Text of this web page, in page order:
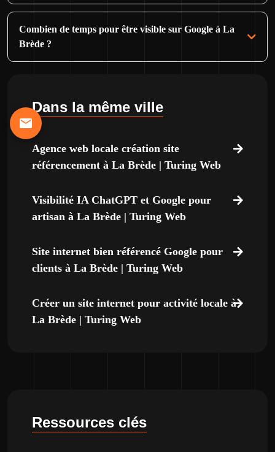
Combien de temps pour être visible sur Google à La
Brède ?
Dans la même ville
Agence web locale création site
référencement à La Brède | Turing Web
Visibilité IA ChatGPT et Google pour
artisan à La Brède | Turing Web
Site internet bien référencé Google pour
clients à La Brède | Turing Web
Créer un site internet pour activité locale à
La Brède | Turing Web
Ressources clés